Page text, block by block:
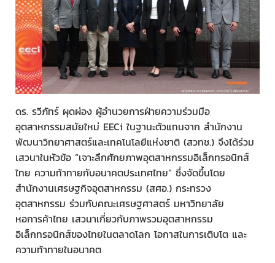
ดร. รวีภัทร์ ผุดผ่อง ผู้อำนวยการฝ่ายความร่วมมือ
อุตสาหกรรมสมัยใหม่ EECi ในฐานะตัวแทนจาก สำนักงาน
พัฒนาวิทยาศาสตร์และเทคโนโลยีแห่งชาติ (สวทช.) จึงได้ร่วม
เสวนาในหัวข้อ “เจาะลึกศักยภาพอุตสาหกรรมอิเล็กทรอนิกส์
ไทย ความท้าทายกับอนาคตประเทศไทย” ซึ่งจัดขึ้นโดย
สำนักงานเศรษฐกิจอุตสาหกรรม (สศอ.) กระทรวง
อุตสาหกรรม ร่วมกับคณะเศรษฐศาสตร์ มหาวิทยาลัย
หอการค้าไทย เสวนาเกี่ยวกับภาพรวมอุตสาหกรรม
อิเล็กทรอนิกส์ของไทยในตลาดโลก โอกาสในการเติบโต และ
ความท้าทายในอนาคต